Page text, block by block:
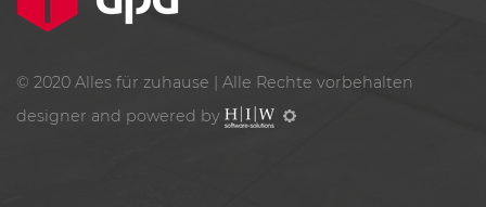
© 2020 Alles für zuhause | Alle Rechte vorbehalten
designer and powered by